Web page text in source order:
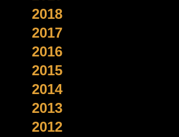
2018
2017
2016
2015
2014
2013
2012